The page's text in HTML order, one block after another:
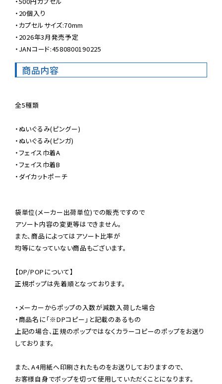
・20個入り
・カプセルサイズ:70mm
・2026年3月発売予定
・JANコード:4580800190225
商品内容
全5種類
・ぬいぐるみ(ピングー)
・ぬいぐるみ(ピンガ)
・フェイス巾着A
・フェイス巾着B
・ダイカットポーチ
袋単位(メーカー出荷単位)での販売ですので
アソート内容の変更等はできません。
また、商品によってはアソート比率が
均等になっていない商品もございます。
【DP/POPについて】
正規ポップは先着順となっております。
・メーカーからポップの入数が減数入荷した場合
・商品名に「※DPコピー」と記載のあるもの
上記の場合、正規のポップではなくカラーコピーのポップをお送り
しております。
また、A4用紙へ印刷されたものをお送りしておりますので、
お客様自身でポップを切って使用していただくことになります。